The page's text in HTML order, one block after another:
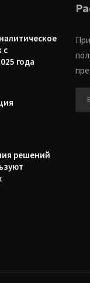
с
года
решений